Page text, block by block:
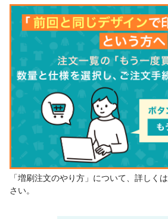
「増刷注文のやり方」について、詳しくは
さい。